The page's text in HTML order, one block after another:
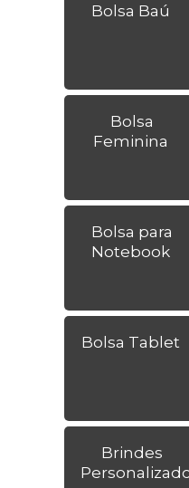
Bolsa Baú
Bolsa
Feminina
Bolsa para
Notebook
Bolsa Tablet
Brindes